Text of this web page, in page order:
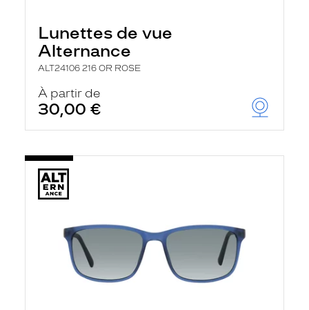
Lunettes de vue
Alternance
ALT24106 216 OR ROSE
À partir de
30,00 €